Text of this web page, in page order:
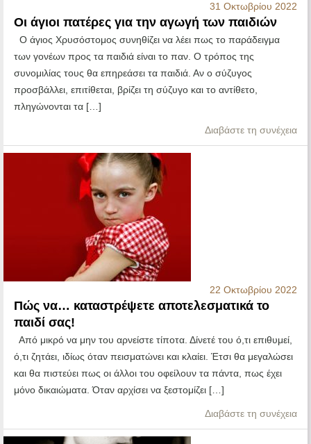
31 Οκτωβρίου 2022
Οι άγιοι πατέρες για την αγωγή των παιδιών
Ο άγιος Χρυσόστομος συνηθίζει να λέει πως το παράδειγμα
των γονέων προς τα παιδιά είναι το παν. Ο τρόπος της
συνομιλίας τους θα επηρεάσει τα παιδιά. Αν ο σύζυγος
προσβάλλει, επιτίθεται, βρίζει τη σύζυγο και το αντίθετο,
πληγώνονται τα […]
Διαβάστε τη συνέχεια
22 Οκτωβρίου 2022
Πώς να… καταστρέψετε αποτελεσματικά το
παιδί σας!
Από μικρό να μην του αρνείστε τίποτα. Δίνετέ του ό,τι επιθυμεί,
ό,τι ζητάει, ιδίως όταν πεισματώνει και κλαίει. Έτσι θα μεγαλώσει
και θα πιστεύει πως οι άλλοι του οφείλουν τα πάντα, πως έχει
μόνο δικαιώματα. Όταν αρχίσει να ξεστομίζει […]
Διαβάστε τη συνέχεια